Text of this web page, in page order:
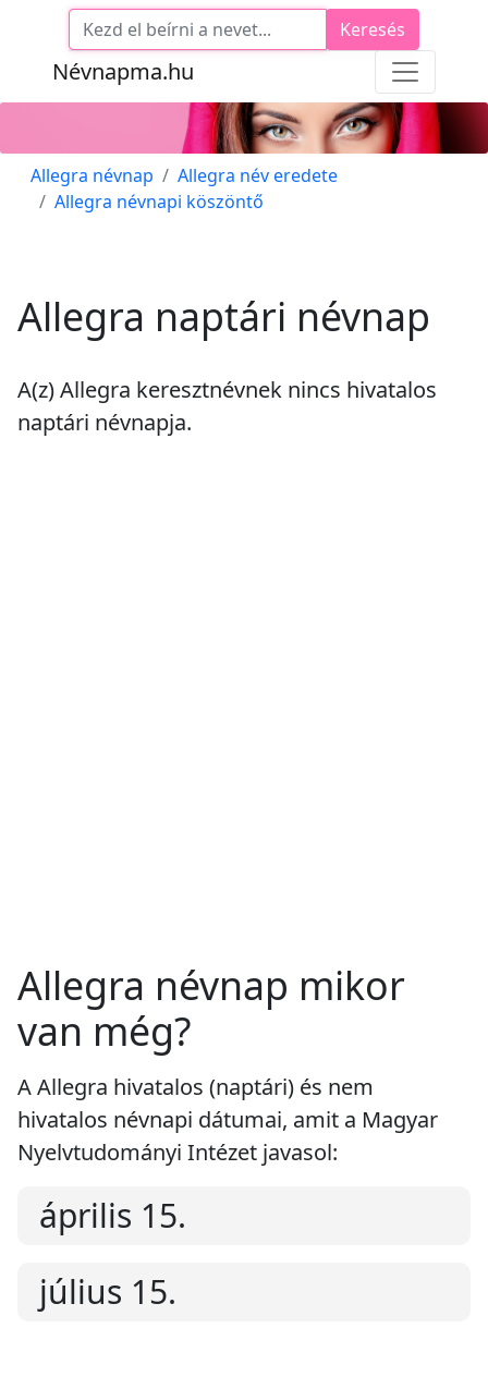
Névnapma.hu
Keresés
Allegra névnap
Allegra név eredete
Allegra névnapi köszöntő
Allegra naptári névnap
A(z) Allegra keresztnévnek nincs hivatalos
naptári névnapja.
Allegra névnap mikor
van még?
A Allegra hivatalos (naptári) és nem
hivatalos névnapi dátumai, amit a Magyar
Nyelvtudományi Intézet javasol:
április 15.
július 15.